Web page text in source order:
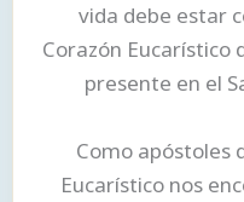
vida debe estar
Corazón Eucarístico
presente en el
Como apóstoles
Eucarístico nos